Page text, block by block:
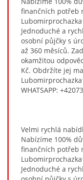
finančních potřeb
Jednoduché a
osobní půjčky s
až 360 měsíců.
okamžitou
Kč. Obdržíte jej
WHATSAPP:
Velmi rychlá
Nabízíme 100%
finančních potřeb
Jednoduché a